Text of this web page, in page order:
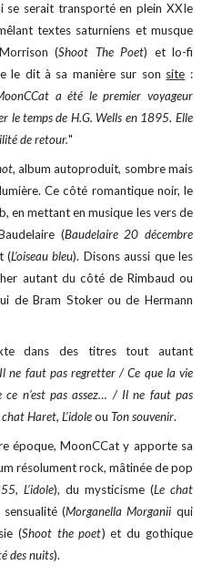
se serait transporté en plein XXIe
textes saturniens et musque
(Shoot The Poet) et lo-fi
le dit à sa manière sur son site :
a été le premier voyageur
le temps de H.G. Wells en 1895. Elle
de retour."
, album autoproduit, sombre mais
Ce côté romantique noir, le
en mettant en musique les vers de
(Baudelaire 20 décembre
(L’oiseau bleu). Disons aussi que les
autant du côté de Rimbaud ou
de Bram Stoker ou de Hermann
dans des titres tout autant
Il ne faut pas regretter / Ce que la vie
n’est pas assez… / Il ne faut pas
chat Haret, L’idoleouTon souvenir.
époque, MoonCCat y apporte sa
résolument rock, mâtinée de pop
,L’idole), du mysticisme (Le chat
(Morganella Morganii qui
(Shoot the poet) et du gothique
des nuits).